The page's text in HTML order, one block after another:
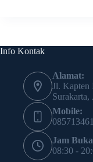
Info Kontak
Alamat:
Jl.
Surakarta,
Mobile:
Jam Buka
08:30 -